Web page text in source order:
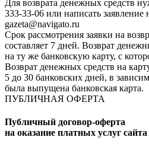
Для возврата денежных средств
333-33-06 или написать заявление
gazeta@navigato.ru
Срок рассмотрения заявки на
составляет 7 дней. Возврат
на ту же банковскую карту, с
Возврат денежных средств на
5 до 30 банковских дней, в
была выпущена банковская карта.
ПУБЛИЧНАЯ ОФЕРТА
Публичный договор-оферта
на оказание платных услуг сайта